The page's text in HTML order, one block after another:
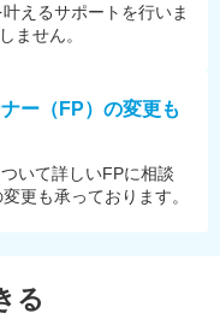
えるサポートを⾏いま
ません。
ー（FP）の変更も
いて詳しいFPに相談
更も承っております。
る